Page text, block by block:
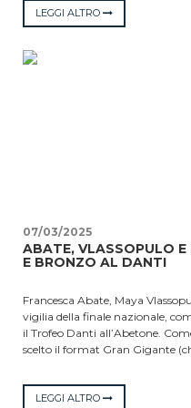
complessivo di 3“.55 sulla
era seconda dopo la prima
gradino del podio, in una gara
LEGGI ALTRO
07/03/2025
ABATE, VLASSOPULO E
E BRONZO AL DANTI
Francesca Abate, Maya
vigilia della finale nazionale,
il Trofeo Danti all’Abetone.
scelto il format Gran Gigante
scorrimento). Diego Di Menna,
medaglia di bronzo nella
LEGGI ALTRO